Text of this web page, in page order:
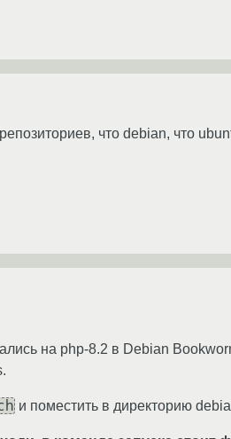
что debian, что
на php-8.2 в Debian
и поместить в директорию